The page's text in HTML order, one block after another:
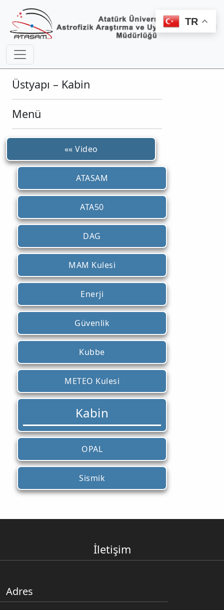
Üstyapı – Kabin
Menü
«« Video
ATASAM
ATA50
DAG
MAM Kulesi
Enerji
Güvenlik
Kubbe
METEO Kulesi
Kabin
OPAL
Sismik
İletişim
Adres
TR